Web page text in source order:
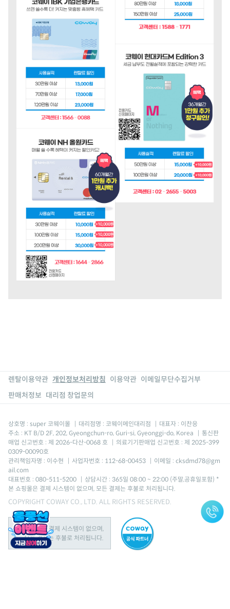
렌탈이용약관 개인정보처리방침 이용약관 이메일무단수집거부
판매처정보 대리점 창업문의
상호명 : super 코웨이몰 대리점명 : 코웨이메인대리점
대표자 : 이찬응
주소 : KT B/D 2F, 202, Gyeongchun-ro, Guri-si, Gyeonggi-do, Korea
통신판
매업 신고번호 : 제 2026-다산-0068 호
의료기기판매업 신고번호 : 제 2025-399
0309-00090호
관리책임자명 : 이수현
사업자번호 : 112-68-00453
이메일 : cksdmd78@gm
ail.com
대표번호 : 080-511-5200
상담시간 : 365일 08:00 ~ 22:00 (주말,공휴일포함) *
본 쇼핑몰은 결제 시스템이 없으며, 모든 결제는 후불로 처리됩니다.
COPYRIGHT COWAY CO., LTD. ALL RIGHTS RESERVED.
본 쇼핑몰은 결제 시스템이 없으며,
모든 결제는 후불로 처리됩니다.